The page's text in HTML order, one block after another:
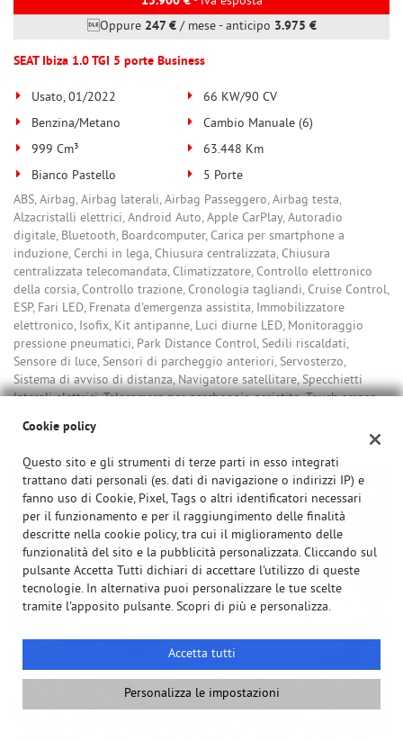
Oppure 247 €/ mese-anticipo 3.975 €
SEAT Ibiza 1.0 TGI 5 porte Business
Usato, 01/2022
66 KW/90 CV
Benzina/Metano
Cambio Manuale (6)
999 Cm³
63.448 Km
Bianco Pastello
5 Porte
ABS, Airbag, Airbag laterali, Airbag Passeggero, Airbag testa,
Alzacristalli elettrici, Android Auto, Apple CarPlay, Autoradio
digitale, Bluetooth, Boardcomputer, Carica per smartphone a
induzione, Cerchi in lega, Chiusura centralizzata, Chiusura
centralizzata telecomandata, Climatizzatore, Controllo elettronico
della corsia, Controllo trazione, Cronologia tagliandi, Cruise Control,
ESP, Fari LED, Frenata d'emergenza assistita, Immobilizzatore
elettronico, Isofix, Kit antipanne, Luci diurne LED, Monitoraggio
pressione pneumatici, Park Distance Control, Sedili riscaldati,
Sensore di luce, Sensori di parcheggio anteriori, Servosterzo,
Sistema di avviso di distanza, Navigatore satellitare, Specchietti
laterali elettrici, Telecamera per parcheggio assistito, Touch screen,
Cookie policy
Questo sito e gli strumenti di terze parti in esso integrati
trattano dati personali (es. dati di navigazione o indirizzi IP) e
fanno uso di Cookie, Pixel, Tags o altri identificatori necessari
per il funzionamento e per il raggiungimento delle finalità
descritte nella cookie policy, tra cui il miglioramento delle
funzionalità del sito e la pubblicità personalizzata. Cliccando sul
pulsante Accetta Tutti dichiari di accettare l'utilizzo di queste
tecnologie. In alternativa puoi personalizzare le tue scelte
tramite l'apposito pulsante. Scopri di più e personalizza.
Accetta tutti
Personalizza le impostazioni